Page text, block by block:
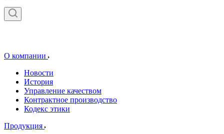
О компании
Новости
История
Управление качеством
Контрактное производство
Кодекс этики
Продукция